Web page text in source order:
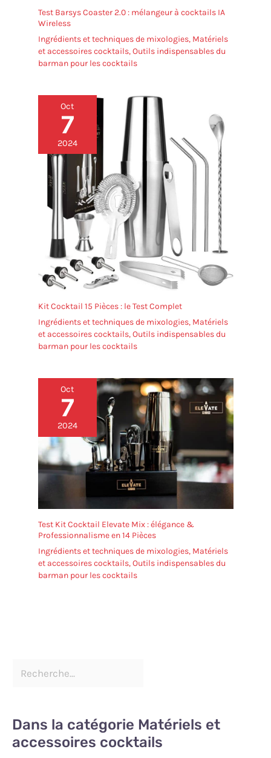
Test Barsys Coaster 2.0 : mélangeur à cocktails IA
Wireless
Ingrédients et techniques de mixologies, Matériels
et accessoires cocktails,Outils indispensables du
barman pour les cocktails
Oct
7
2024
Kit Cocktail 15 Pièces : le Test Complet
Ingrédients et techniques de mixologies, Matériels
et accessoires cocktails,Outils indispensables du
barman pour les cocktails
Oct
7
2024
Test Kit Cocktail Elevate Mix : élégance &
Professionnalisme en 14 Pièces
Ingrédients et techniques de mixologies, Matériels
et accessoires cocktails,Outils indispensables du
barman pour les cocktails
Dans la catégorie Matériels et
accessoires cocktails